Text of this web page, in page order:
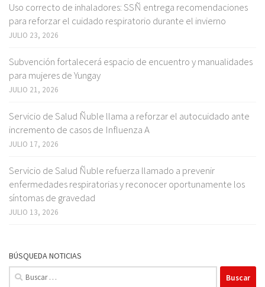
Uso correcto de inhaladores: SSÑ entrega recomendaciones
para reforzar el cuidado respiratorio durante el invierno
JULIO 23, 2026
Subvención fortalecerá espacio de encuentro y manualidades
para mujeres de Yungay
JULIO 21, 2026
Servicio de Salud Ñuble llama a reforzar el autocuidado ante
incremento de casos de Influenza A
JULIO 17, 2026
Servicio de Salud Ñuble refuerza llamado a prevenir
enfermedades respiratorias y reconocer oportunamente los
síntomas de gravedad
JULIO 13, 2026
BÚSQUEDA NOTICIAS
Buscar: